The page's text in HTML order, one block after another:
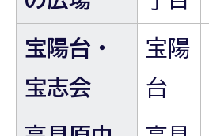
宝陽台・
宝志会
宝陽
台